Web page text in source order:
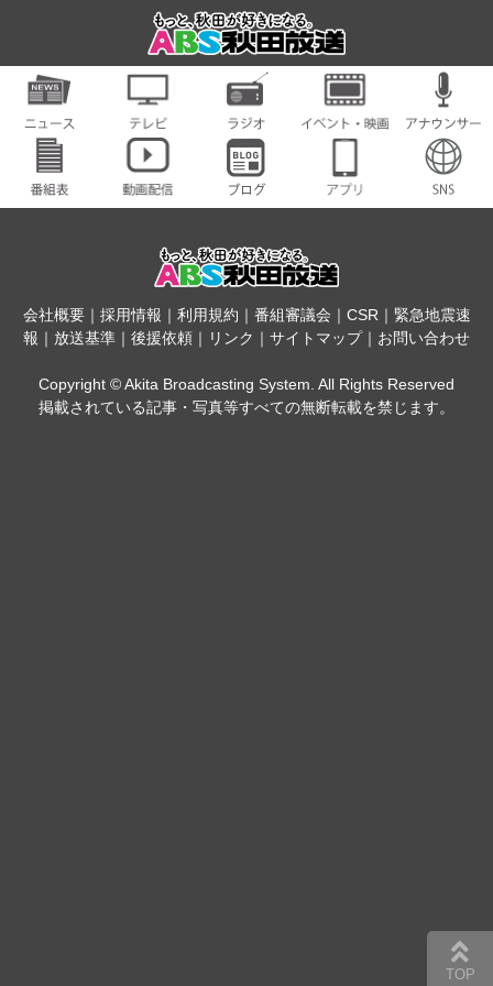
会社概要｜ 採用情報 ｜ 利用規約 ｜ 番組審議会 ｜ CSR｜ 緊急地震速
報 ｜ 放送基準 ｜ 後援依頼 ｜ リンク ｜ サイトマップ｜ お問い合わせ
Copyright © Akita Broadcasting System. All Rights Reserved
掲載されている記事・写真等すべての無断転載を禁じます。